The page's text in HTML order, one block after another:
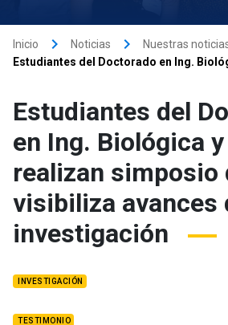
Inicio keyboard_arrow_right Noticias keyboard_arrow_right Nuestras
Estudiantes del Doctorado en Ing.
Estudiantes del
en Ing. Biológica
realizan simposio
visibiliza avances
investigación
INVESTIGACIÓN
TESTIMONIO